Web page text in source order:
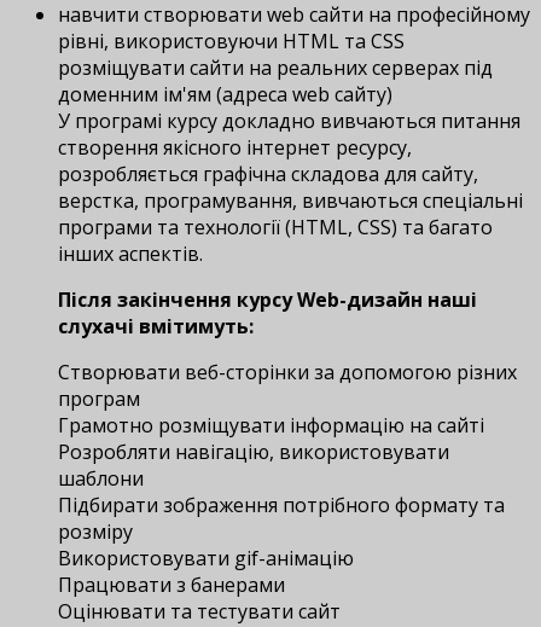
навчити створювати web сайти на професійному
рівні, використовуючи HTML та CSS
розміщувати сайти на реальних серверах під
доменним ім'ям (адреса web сайту)
У програмі курсу докладно вивчаються питання
створення якісного інтернет ресурсу,
розробляється графічна складова для сайту,
верстка, програмування, вивчаються спеціальні
програми та технології (HTML, СSS) та багато
інших аспектів.
Після закінчення курсу Web-дизайн наші
слухачі вмітимуть:
Створювати веб-сторінки за допомогою різних
програм
Грамотно розміщувати інформацію на сайті
Розробляти навігацію, використовувати
шаблони
Підбирати зображення потрібного формату та
розміру
Використовувати gif-анімацію
Працювати з банерами
Оцінювати та тестувати сайт